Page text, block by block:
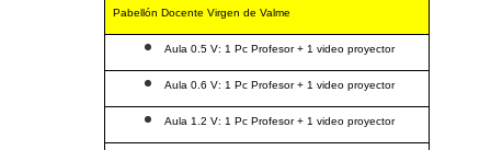
Pabellón Docente Virgen de Valme
Aula 0.5 V: 1 Pc Profesor + 1 video proyector
Aula 0.6 V: 1 Pc Profesor + 1 video proyector
Aula 1.2 V: 1 Pc Profesor + 1 video proyector